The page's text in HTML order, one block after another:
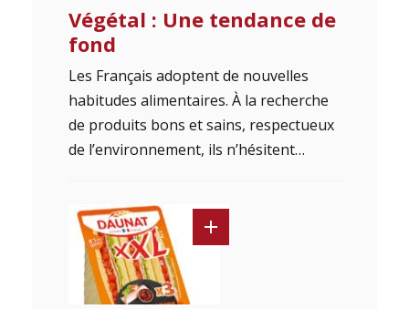
Végétal : Une tendance de
fond
Les Français adoptent de nouvelles
habitudes alimentaires. À la recherche
de produits bons et sains, respectueux
de l’environnement, ils n’hésitent…